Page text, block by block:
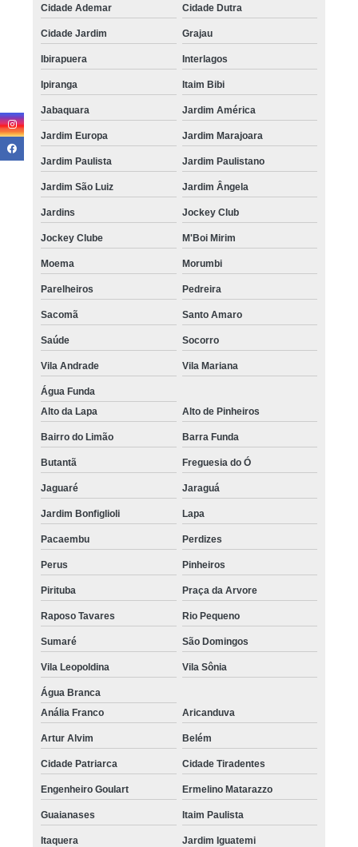
Cidade Ademar Cidade Dutra
Cidade Jardim Grajau
Ibirapuera Interlagos
Ipiranga Itaim Bibi
Jabaquara Jardim América
Jardim Europa Jardim Marajoara
Jardim Paulista Jardim Paulistano
Jardim São Luiz Jardim Ângela
Jardins Jockey Club
Jockey Clube M'Boi Mirim
Moema Morumbi
Parelheiros Pedreira
Sacomã Santo Amaro
Saúde Socorro
Vila Andrade Vila Mariana
Água Funda
Alto da Lapa
Alto de Pinheiros
Bairro do Limão Barra Funda
Butantã Freguesia do Ó
Jaguaré Jaraguá
Jardim Bonfiglioli Lapa
Pacaembu Perdizes
Perus Pinheiros
Pirituba Praça da Arvore
Raposo Tavares Rio Pequeno
Sumaré São Domingos
Vila Leopoldina Vila Sônia
Água Branca
Anália Franco
Aricanduva
Artur Alvim Belém
Cidade Patriarca Cidade Tiradentes
Engenheiro Goulart Ermelino Matarazzo
Guaianases Itaim Paulista
Itaquera Jardim Iguatemi